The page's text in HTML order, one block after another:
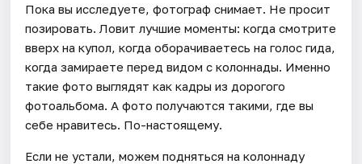
Пока вы исследуете, фотограф снимает. Не просит
позировать. Ловит лучшие моменты: когда смотрите
вверх на купол, когда оборачиваетесь на голос гида,
когда замираете перед видом с колоннады. Именно
такие фото выглядят как кадры из дорогого
фотоальбома. А фото получаются такими, где вы
себе нравитесь. По-настоящему.
Если не устали, можем подняться на колоннаду